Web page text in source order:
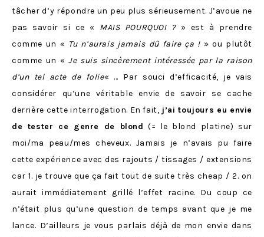
tâcher d’y répondre un peu plus sérieusement. J’avoue ne
pas savoir si ce « MAIS POURQUOI ?» est à prendre
comme un « Tu n’aurais jamais dû faire ça ! » ou plutôt
comme un «Je suis sincèrement intéressée par la raison
d’un tel acte de folie« … Par souci d’efficacité, je vais
considérer qu’une véritable envie de savoir se cache
derrière cette interrogation. En fait, j’ai toujours eu envie
de tester ce genre de blond (= le blond platine) sur
moi/ma peau/mes cheveux. Jamais je n’avais pu faire
cette expérience avec des rajouts / tissages / extensions
car 1. je trouve que ça fait tout de suite très cheap / 2. on
aurait immédiatement grillé l’effet racine. Du coup ce
n’était plus qu’une question de temps avant que je me
lance. D’ailleurs je vous parlais déjà de mon envie dans